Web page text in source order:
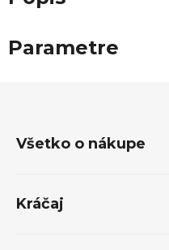
Parametre
Všetko o nákupe
Kráčaj